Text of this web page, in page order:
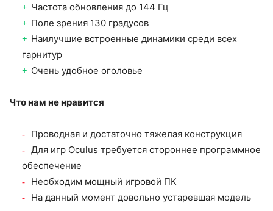
Частота обновления до 144 Гц
Поле зрения 130 градусов
Наилучшие встроенные динамики среди всех
гарнитур
Очень удобное оголовье
Что нам не нравится
Проводная и достаточно тяжелая конструкция
Для игр Oculus требуется стороннее программное
обеспечение
Необходим мощный игровой ПК
На данный момент довольно устаревшая модель